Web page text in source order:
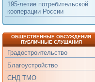
195-летие потребительской
кооперации России
ОБЩЕСТВЕННЫЕ ОБСУЖДЕНИЯ
ПУБЛИЧНЫЕ СЛУШАНИЯ
Градостроительство
Благоустройство
СНД ТМО